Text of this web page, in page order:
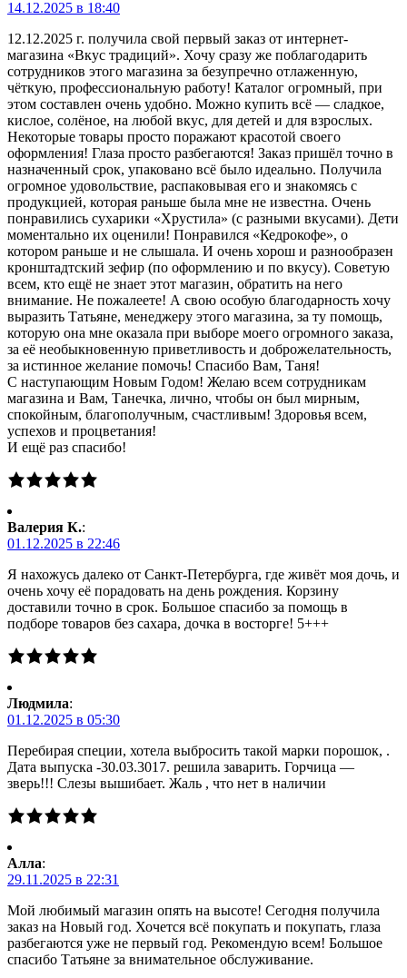
14.12.2025 в 18:40
12.12.2025 г. получила свой первый заказ от интернет-
магазина «Вкус традиций». Хочу сразу же поблагодарить
сотрудников этого магазина за безупречно отлаженную,
чёткую, профессиональную работу! Каталог огромный, при
этом составлен очень удобно. Можно купить всё — сладкое,
кислое, солёное, на любой вкус, для детей и для взрослых.
Некоторые товары просто поражают красотой своего
оформления! Глаза просто разбегаются! Заказ пришёл точно в
назначенный срок, упаковано всё было идеально. Получила
огромное удовольствие, распаковывая его и знакомясь с
продукцией, которая раньше была мне не известна. Очень
понравились сухарики «Хрустила» (с разными вкусами). Дети
моментально их оценили! Понравился «Кедрокофе», о
котором раньше и не слышала. И очень хорош и разнообразен
кронштадтский зефир (по оформлению и по вкусу). Советую
всем, кто ещё не знает этот магазин, обратить на него
внимание. Не пожалеете! А свою особую благодарность хочу
выразить Татьяне, менеджеру этого магазина, за ту помощь,
которую она мне оказала при выборе моего огромного заказа,
за её необыкновенную приветливость и доброжелательность,
за истинное желание помочь! Спасибо Вам, Таня!
С наступающим Новым Годом! Желаю всем сотрудникам
магазина и Вам, Танечка, лично, чтобы он был мирным,
спокойным, благополучным, счастливым! Здоровья всем,
успехов и процветания!
И ещё раз спасибо!
Валерия К.:
01.12.2025 в 22:46
Я нахожусь далеко от Санкт-Петербурга, где живёт моя дочь, и
очень хочу её порадовать на день рождения. Корзину
доставили точно в срок. Большое спасибо за помощь в
подборе товаров без сахара, дочка в восторге! 5+++
Людмила:
01.12.2025 в 05:30
Перебирая специи, хотела выбросить такой марки порошок, .
Дата выпуска -30.03.3017. решила заварить. Горчица —
зверь!!! Слезы вышибает. Жаль , что нет в наличии
Алла:
29.11.2025 в 22:31
Мой любимый магазин опять на высоте! Сегодня получила
заказ на Новый год. Хочется всё покупать и покупать, глаза
разбегаются уже не первый год. Рекомендую всем! Большое
спасибо Татьяне за внимательное обслуживание.